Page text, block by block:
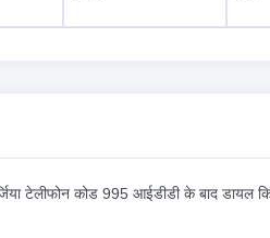
टेलीफोन कोड 995 आईडीडी के बाद डायल